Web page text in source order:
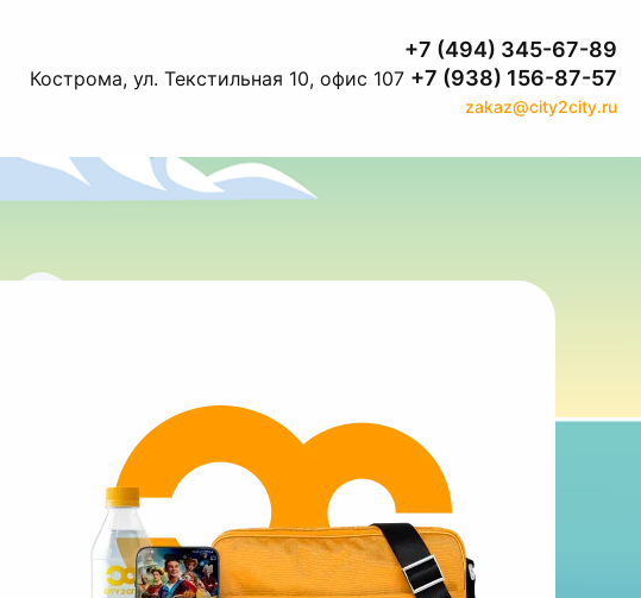
Кострома, ул. Текстильная 10, офис 107
+7 (494) 345-67-89
+7 (938) 156-87-57
zakaz@city2city.ru